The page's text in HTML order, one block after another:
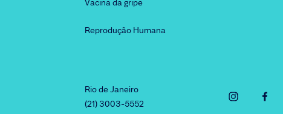
Vacina da gripe
Reprodução Humana
Rio de Janeiro
(21) 3003-5552